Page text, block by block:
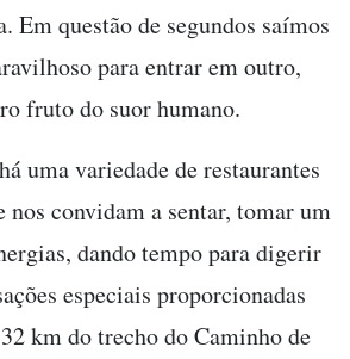
Em questão de segundos saímos
para entrar em outro,
fruto do suor humano.
uma variedade de restaurantes
nos convidam a sentar, tomar um
dando tempo para digerir
especiais proporcionadas
km do trecho do Caminho de